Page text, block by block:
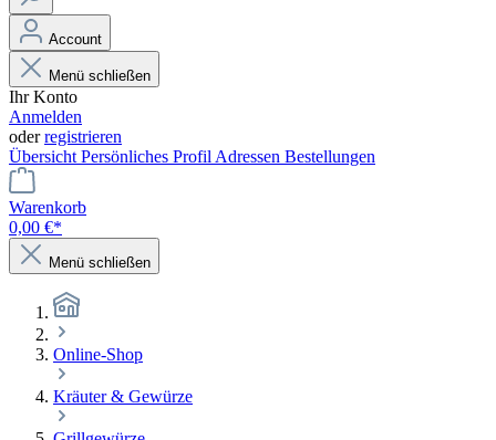
Account
Menü schließen
Ihr Konto
Anmelden
oderregistrieren
Übersicht Persönliches Profil Adressen Bestellungen
Warenkorb
0,00 €*
Menü schließen
Online-Shop
Kräuter & Gewürze